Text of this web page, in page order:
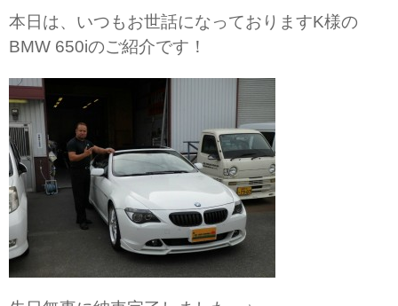
本日は、いつもお世話になっておりますK様の
BMW 650iのご紹介です！